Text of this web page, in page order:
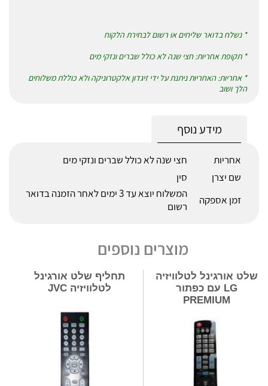
* נשלח בדואר שליחים או רשום לבחירת הלקוח
* תקופת אחריות: חצי שנה לא כולל שברים ונזקי מים
* אחריות: האחריות ניתנת על ידי זיגדון אלקטרוניקה ולא כוללת משלוחים
הלך ושוב
מידע נוסף
אחריות
חצי שנה לא כולל שברים ונזקי מים
שם יצרן
סין
זמן אספקה
המשלוח יוצא עד 3 ימים לאחר הזמנה בדואר
רשום
מוצרים נוספים
שלט אורגינל לטלוויזיה
LG עם כפתור
PREMIUM
תחליף שלט אורגינל
לטלוויזיה JVC